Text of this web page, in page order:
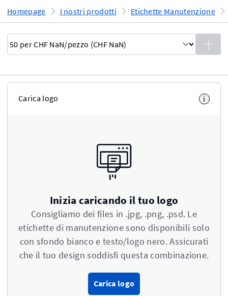
Homepage I nostri prodotti Etichette Manutenzione
Carica logo i
Inizia caricando il tuo logo
Consigliamo dei files in .jpg, .png, .psd. Le
etichette di manutenzione sono disponibili solo
con sfondo bianco e testo/logo nero. Assicurati
che il tuo design soddisfi questa combinazione.
Carica logo